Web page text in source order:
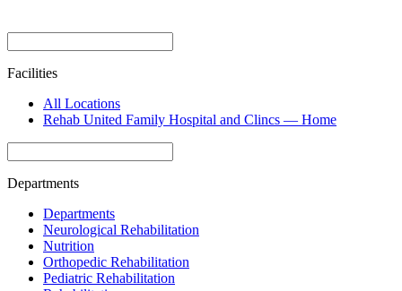
Facilities
All Locations
Rehab United Family Hospital and Clincs — Home
Departments
Departments
Neurological Rehabilitation
Nutrition
Orthopedic Rehabilitation
Pediatric Rehabilitation